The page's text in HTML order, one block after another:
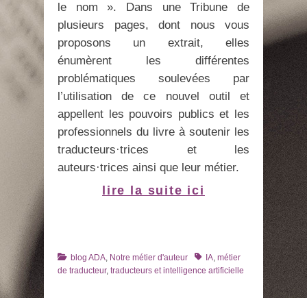
le nom ». Dans une Tribune de
plusieurs pages, dont nous vous
proposons un extrait, elles
énumèrent les différentes
problématiques soulevées par
l’utilisation de ce nouvel outil et
appellent les pouvoirs publics et les
professionnels du livre à soutenir les
traducteurs·trices et les
auteurs·trices ainsi que leur métier.
lire la suite ici
Catégories
blog ADA, Notre métier d'auteur TagsIA, métier
de traducteur, traducteurs et intelligence artificielle